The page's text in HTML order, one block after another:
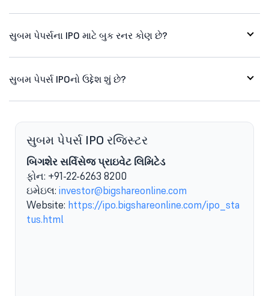
સુબમ પેપર્સના IPO માટે બુક રનર કોણ છે?
સુબમ પેપર્સ IPOનો ઉદ્દેશ શું છે?
સુબમ પેપર્સ IPO રજિસ્ટર
બિગશેર સર્વિસેજ પ્રાઇવેટ લિમિટેડ
ફોન: +91-22-6263 8200
ઇમેઇલ: investor@bigshareonline.com
Website: https://ipo.bigshareonline.com/ipo_sta
tus.html